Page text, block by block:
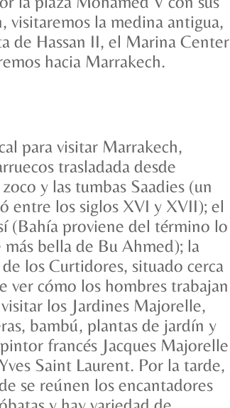
visitaremos la medina antigua,
de Hassan II, el Marina Center
hacia Marrakech.
para visitar Marrakech,
trasladada desde
y las tumbas Saadies (un
entre los siglos XVI y XVII); el
(Bahía proviene del término lo
bella de Bu Ahmed); la
los Curtidores, situado cerca
ver cómo los hombres trabajan
los Jardines Majorelle,
bambú, plantas de jardín y
francés Jacques Majorelle
Saint Laurent. Por la tarde,
se reúnen los encantadores